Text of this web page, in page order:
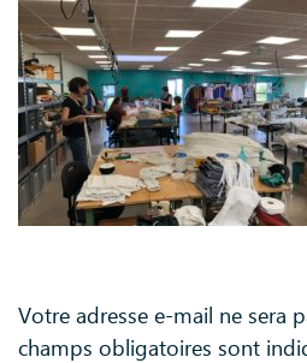
Votre adresse e-mail ne sera
champs obligatoires sont